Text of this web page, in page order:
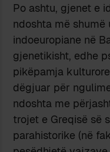
Po ashtu, gjenet e
ndoshta më
indoeuropiane në
gjenetikisht, edhe
pikëpamja
dëgjuar për
ndoshta me
trojet e Greqisë së
parahistorike (në